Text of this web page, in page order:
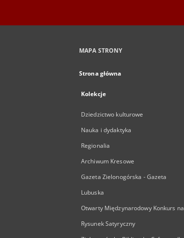
MAPA STRONY
Strona główna
Kolekcje
Dziedzictwo kulturowe
Nauka i dydaktyka
Regionalia
Archiwum Kresowe
Gazeta Zielonogórska - Gazeta
Lubuska
Otwarty Międzynarodowy Konkurs na
Rysunek Satyryczny